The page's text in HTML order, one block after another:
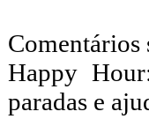
Comentários
Happy
paradas e